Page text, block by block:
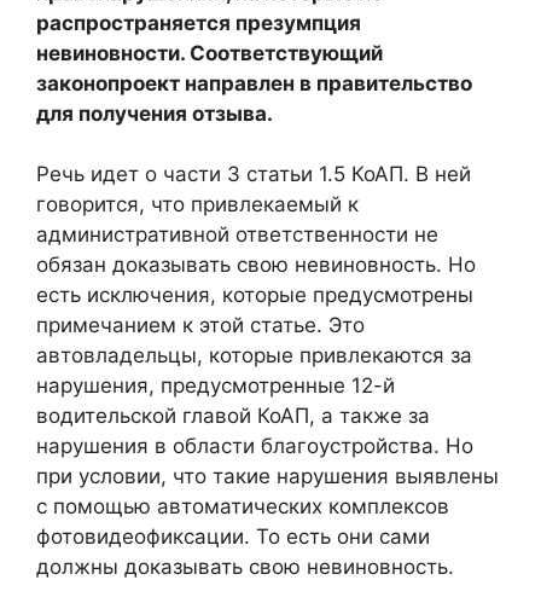
распространяется презумпция
невиновности. Соответствующий
законопроект направлен в правительство
для получения отзыва.
Речь идет о части 3 статьи 1.5 КоАП. В ней
говорится, что привлекаемый к
административной ответственности не
обязан доказывать свою невиновность. Но
есть исключения, которые предусмотрены
примечанием к этой статье. Это
автовладельцы, которые привлекаются за
нарушения, предусмотренные 12-й
водительской главой КоАП, а также за
нарушения в области благоустройства. Но
при условии, что такие нарушения выявлены
с помощью автоматических комплексов
фотовидеофиксации. То есть они сами
должны доказывать свою невиновность.